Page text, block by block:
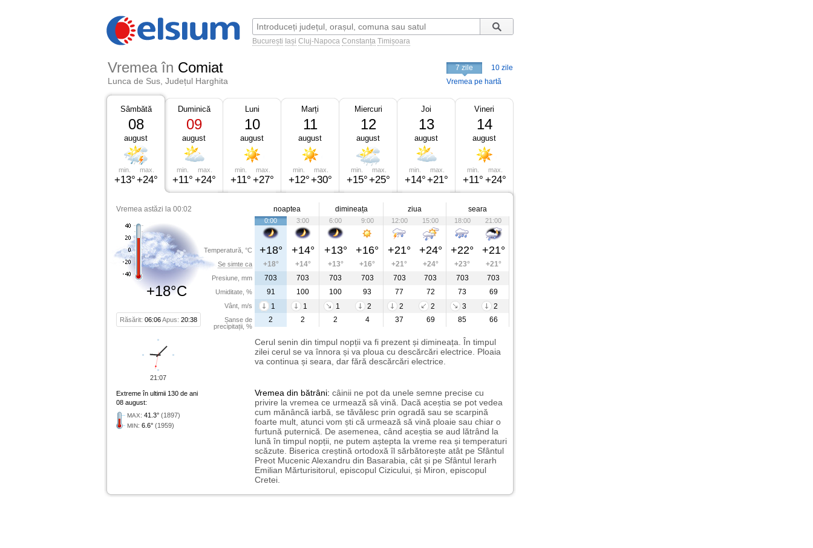
București Iași Cluj-Napoca Constanța Timișoara
Vremea în Comiat
Lunca de Sus, Județul Harghita
7 zile
10 zile
Vremea pe hartă
Sâmbătă
08
august
min.
+13°
max.
+24°
Duminică
09
august
min.
+11°
max.
+24°
Luni
10
august
min.
+11°
max.
+27°
Marți
11
august
min.
+12°
max.
+30°
Miercuri
12
august
min.
+15°
max.
+25°
Joi
13
august
min.
+14°
max.
+21°
Vineri
14
august
min.
+11°
max.
+24°
Vremea astăzi la 00:02
+18°C
Răsărit: 06:06Apus: 20:38
Temperatură, °C
Se simte ca
Presiune, mm
Umiditate, %
Vânt, m/s
Șanse de
precipitații, %
noaptea dimineața ziua seara
0:00 3:00 6:00 9:00 12:00 15:00 18:00 21:00
+18° +14° +13° +16° +21° +24° +22° +21°
+18° +14° +13° +16° +21° +24° +23°
+21°
703
703 703 703 703 703 703
703
91
100 100 93 77 72 73
69
1
1 1 2 2 2 3
2
2
2 2 4 37 69 85 66
Cerul senin din timpul nopții va fi prezent și dimineața. În timpul
zilei cerul se va înnora și va ploua cu descărcări electrice. Ploaia
va continua și seara, dar fără descărcări electrice.
Extreme în ultimii 130 de ani
08 august:
MAX: 41.3° (1897)
MIN: 6.6° (1959)
Vremea din bătrâni: câinii ne pot da unele semne precise cu
privire la vremea ce urmează să vină. Dacă aceștia se pot vedea
cum mănâncă iarbă, se tăvălesc prin ogradă sau se scarpină
foarte mult, atunci vom ști că urmează să vină ploaie sau chiar o
furtună puternică. De asemenea, când aceștia se aud lătrând la
lună în timpul nopții, ne putem aștepta la vreme rea și temperaturi
scăzute. Biserica creștină ortodoxă îl sărbătorește atât pe Sfântul
Preot Mucenic Alexandru din Basarabia, cât și pe Sfântul Ierarh
Emilian Mărturisitorul, episcopul Cizicului, și Miron, episcopul
Cretei.
21:07